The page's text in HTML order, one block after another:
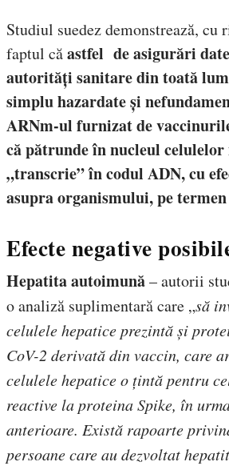
Studiul suedez demonstrează,
faptul căastfel de asigurări
autorități sanitare din toată
simplu hazardate și
ARNm-ul furnizat de
că pătrunde în nucleul celulelor
„transcrie” în codul ADN, cu
asupra organismului, pe
Efecte negative
Hepatita autoimună– autorii
o analiză suplimentară care „să
celulele hepatice prezintă și
CoV-2 derivată din vaccin, care
celulele hepatice o țintă pentru
reactive la proteina Spike, în
anterioare. Există rapoarte
persoane care au dezvoltat